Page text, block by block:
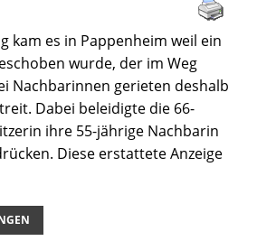
kam es in Pappenheim weil ein
wurde, der im Weg
Nachbarinnen gerieten deshalb
Dabei beleidigte die 66-
ihre 55-jährige Nachbarin
Diese erstattete Anzeige